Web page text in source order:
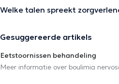
Welke talen spreekt
Gesuggereerde artikels
Eetstoornissen behandeling
Meer informatie over boulimia